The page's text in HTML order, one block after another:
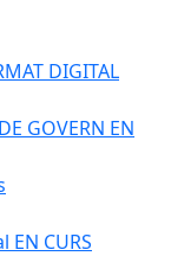
DIGITAL
GOVERN EN
CURS